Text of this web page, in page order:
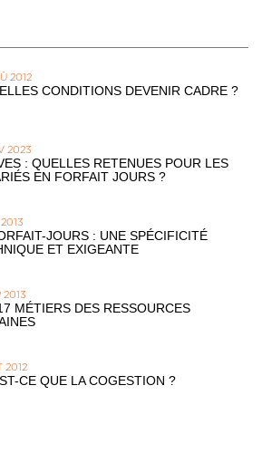
2012
CONDITIONS DEVENIR CADRE ?
2023
: QUELLES RETENUES POUR LES
EN FORFAIT JOURS ?
2013
JOURS : UNE SPÉCIFICITÉ
ET EXIGEANTE
2013
MÉTIERS DES RESSOURCES
2012
CE QUE LA COGESTION ?